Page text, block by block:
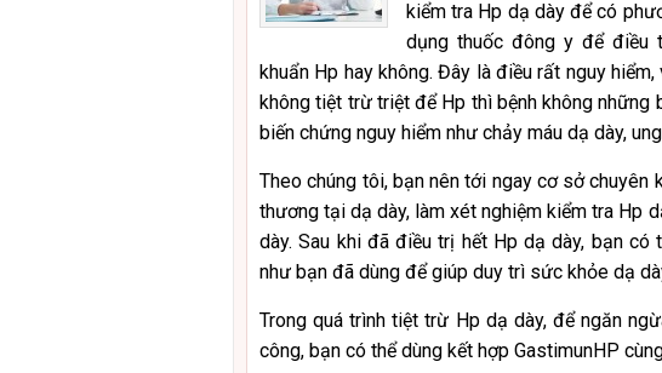
kiểm tra Hp dạ dày để có
dụng thuốc đông y để điều
khuẩn Hp hay không. Đây là điều rất nguy
không tiệt trừ triệt để Hp thì bệnh không
biến chứng nguy hiểm như chảy máu dạ dày,
Theo chúng tôi, bạn nên tới ngay cơ sở chuyên
thương tại dạ dày, làm xét nghiệm kiểm tra Hp
dày. Sau khi đã điều trị hết Hp dạ dày, bạn
như bạn đã dùng để giúp duy trì sức khỏe dạ
Trong quá trình tiệt trừ Hp dạ dày, để ngăn
công, bạn có thể dùng kết hợp GastimunHP